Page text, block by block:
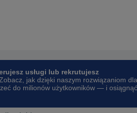
usługi lub rekrutujesz
Zobacz, jak dzięki naszym rozwiązaniom dla
do milionów użytkowników — i osiągnąć